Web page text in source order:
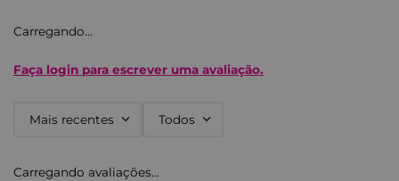
Carregando…
Faça login para escrever uma avaliação.
Mais recentes Todos
Carregando avaliações…